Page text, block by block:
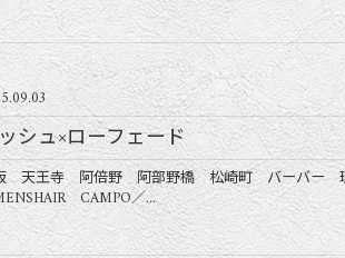
シュ×ローフェード
天王寺 阿倍野 阿部野橋 松崎町 バーバー
CAMPO／...